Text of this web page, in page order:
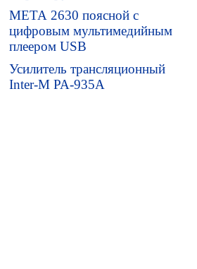
МЕТА 2630 поясной с
цифровым мультимедийным
плеером USB
Усилитель трансляционный
Inter-M PA-935A